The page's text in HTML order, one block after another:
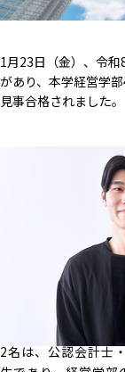
1月23日（金）、令
があり、本学経営学
見事合格されました。
2名は、公認会計士